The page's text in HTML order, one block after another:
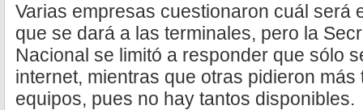
Varias empresas cuestionaron cuál será
que se dará a las terminales, pero la
Nacional se limitó a responder que sólo
internet, mientras que otras pidieron
equipos, pues no hay tantos disponibles.